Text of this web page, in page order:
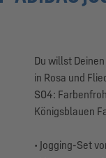
Du willst
in Rosa und
S04:
Königsblauen
• Jogging-Set